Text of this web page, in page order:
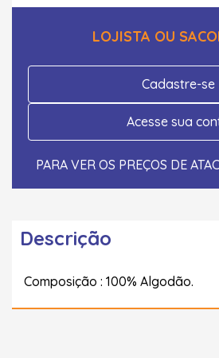
LOJISTA OU
Cadastre-se
Acesse sua
PARA VER OS PREÇOS DE
Descrição
Composição : 100% Algodão.